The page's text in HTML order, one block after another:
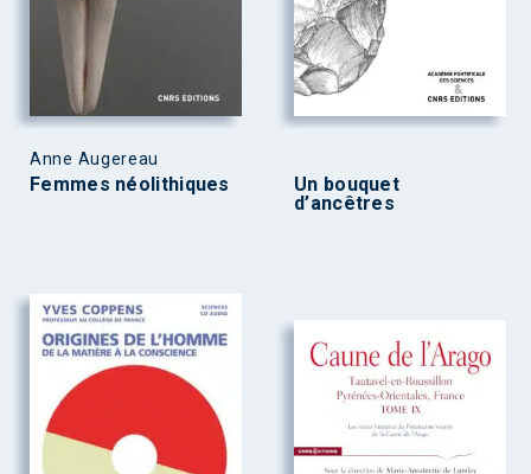
Anne Augereau
Femmes néolithiques
Un bouquet
d’ancêtres